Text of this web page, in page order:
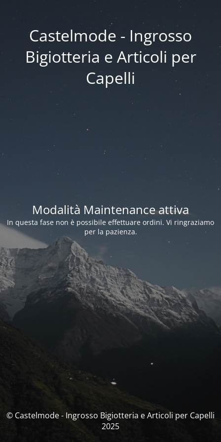
Castelmode - Ingrosso
Bigiotteria e Articoli per
Capelli
Modalità Maintenance attiva
In questa fase non è possibile effettuare ordini. Vi ringraziamo
per la pazienza.
© Castelmode - Ingrosso Bigiotteria e Articoli per Capelli
2025